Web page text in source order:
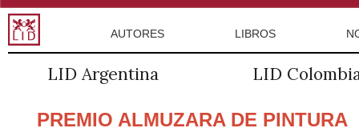
AUTORES LIBROS
LID Argentina LID
PREMIO ALMUZARA DE PINTURA